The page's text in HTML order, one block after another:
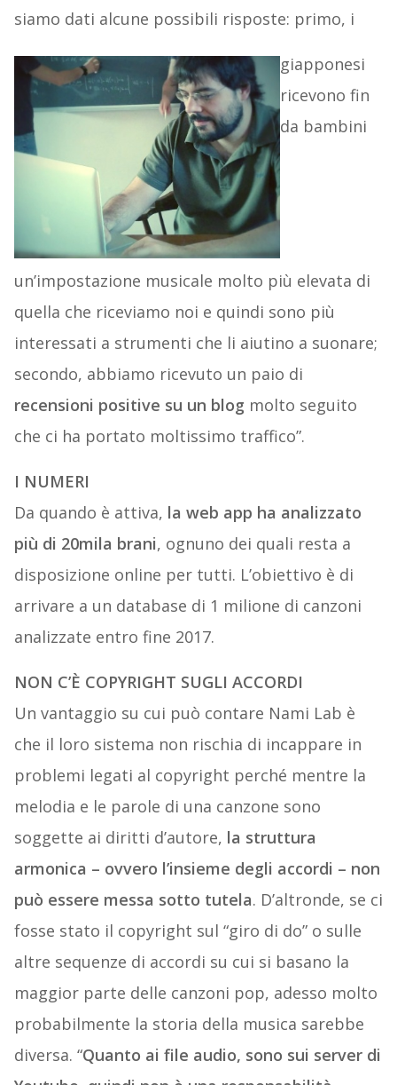
siamo dati alcune possibili risposte: primo, i
giapponesi
ricevono fin
da bambini
un’impostazione musicale molto più elevata di
quella che riceviamo noi e quindi sono più
interessati a strumenti che li aiutino a suonare;
secondo, abbiamo ricevuto un paio di
recensioni positive su un blog molto seguito
che ci ha portato moltissimo traffico”.
I NUMERI
Da quando è attiva, la web app ha analizzato
più di 20mila brani, ognuno dei quali resta a
disposizione online per tutti. L’obiettivo è di
arrivare a un database di 1 milione di canzoni
analizzate entro fine 2017.
NON C’È COPYRIGHT SUGLI ACCORDI
Un vantaggio su cui può contare Nami Lab è
che il loro sistema non rischia di incappare in
problemi legati al copyright perché mentre la
melodia e le parole di una canzone sono
soggette ai diritti d’autore, la struttura
armonica – ovvero l’insieme degli accordi – non
può essere messa sotto tutela. D’altronde, se ci
fosse stato il copyright sul “giro di do” o sulle
altre sequenze di accordi su cui si basano la
maggior parte delle canzoni pop, adesso molto
probabilmente la storia della musica sarebbe
diversa. “Quanto ai file audio, sono sui server di